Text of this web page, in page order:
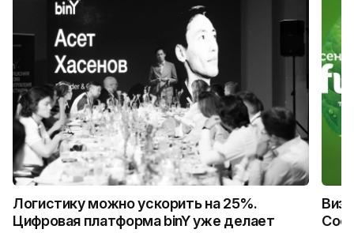
Логистику можно ускорить на 25%.
Цифровая платформа binY уже делает